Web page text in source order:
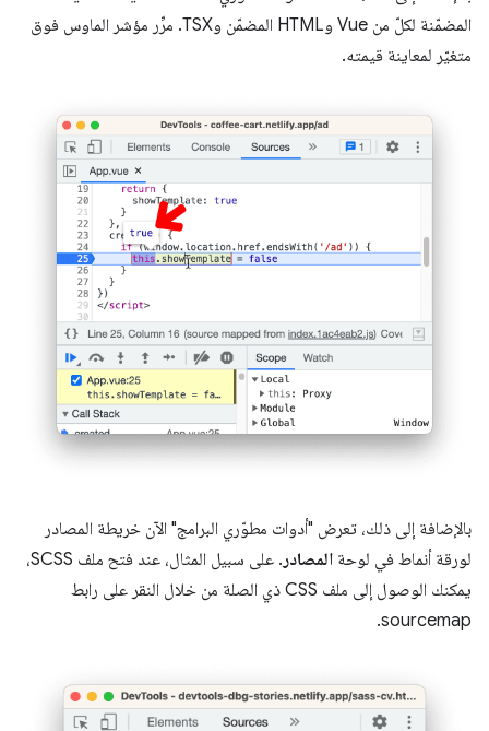
المضمّنة لكلّ من Vue وHTML المضمّن وTSX. مرِّر مؤشر الماوس فوق
متغيّر لمعاينة قيمته.
بالإضافة إلى ذلك، تعرض "أدوات مطوّري البرامج" الآن خريطة المصادر
لورقة أنماط في لوحة المصادر
. على سبيل المثال، عند فتح ملف SCSS،
يمكنك الوصول إلى ملف CSS ذي الصلة من خلال النقر على رابط
sourcemap.